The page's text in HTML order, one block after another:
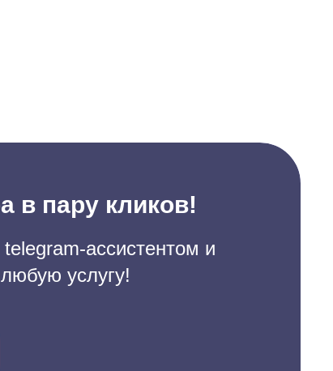
в пару кликов!
ассистентом и
услугу!